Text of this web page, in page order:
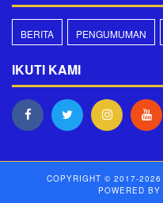
BERITA PENGUMUMAN
IKUTI KAMI
COPYRIGHT © 2017-2026
POWERED BY